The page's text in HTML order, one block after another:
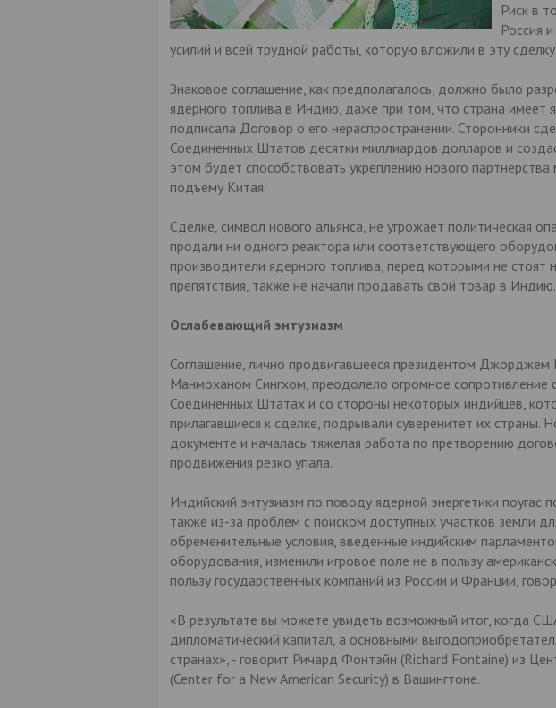
Риск в
Россия
усилий и всей трудной работы, которую вложили в эту
Знаковое соглашение, как предполагалось, должно было
ядерного топлива в Индию, даже при том, что страна имеет
подписала Договор о его нераспространении. Сторонники
Соединенных Штатов десятки миллиардов долларов и
этом будет способствовать укреплению нового
подъему Китая.
Сделке, символ нового альянса, не угрожает политическая
продали ни одного реактора или соответствующего
производители ядерного топлива, перед которыми не стоят
препятствия, также не начали продавать свой товар в Индию.
Ослабевающий энтузиазм
Соглашение, лично продвигавшееся президентом
Манмоханом Сингхом, преодолело огромное сопротивление
Соединенных Штатах и со стороны некоторых индийцев,
прилагавшиеся к сделке, подрывали суверенитет их страны.
документе и началась тяжелая работа по претворению
продвижения резко упала.
Индийский энтузиазм по поводу ядерной энергетики поугас
также из-за проблем с поиском доступных участков земли
обременительные условия, введенные индийским
оборудования, изменили игровое поле не в пользу
пользу государственных компаний из России и Франции,
«В результате вы можете увидеть возможный итог, когда
дипломатический капитал, а основными
странах», - говорит Ричард Фонтэйн (Richard Fontaine) из
(Center for a New American Security) в Вашингтоне.